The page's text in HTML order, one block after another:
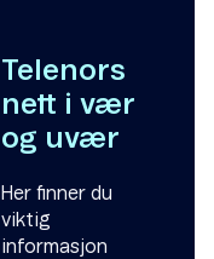
Telenors
nett i vær
og uvær
Her finner du
viktig
informasjon